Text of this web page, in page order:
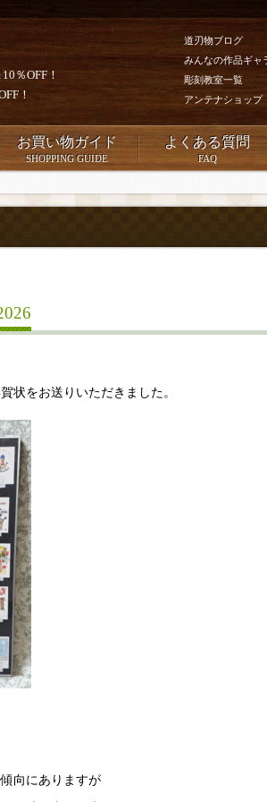
％OFF！
！
道刃物ブログ
みんなの作品ギャ
彫刻教室一覧
アンテナショップ
お買い物ガイド
SHOPPING GUIDE
よくある質問
FAQ
状をお送りいただきました。
向にありますが